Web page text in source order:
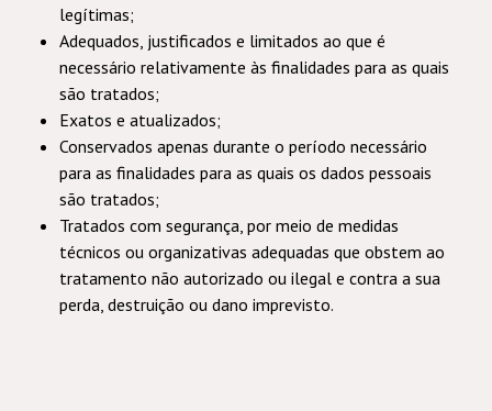
legítimas;
Adequados, justificados e limitados ao que é
necessário relativamente às finalidades para as quais
são tratados;
Exatos e atualizados;
Conservados apenas durante o período necessário
para as finalidades para as quais os dados pessoais
são tratados;
Tratados com segurança, por meio de medidas
técnicos ou organizativas adequadas que obstem ao
tratamento não autorizado ou ilegal e contra a sua
perda, destruição ou dano imprevisto.